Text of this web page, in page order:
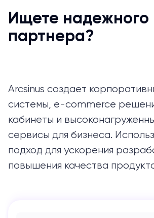
Ищете надежного
партнера?
Arcsinus создает
системы, e-commerce
кабинеты и
сервисы для бизнеса.
подход для ускорения
повышения качества